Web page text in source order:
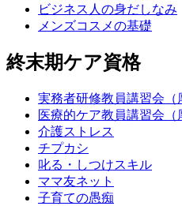
ビジネス人の身だしなみ
メンズコスメの基礎
終末期ケア資格
実務者研修教員講習会（
医療的ケア教員講習会（
介護ストレス
チプカシ
叱る・しつけスキル
ママ友ネット
子育ての愚痴